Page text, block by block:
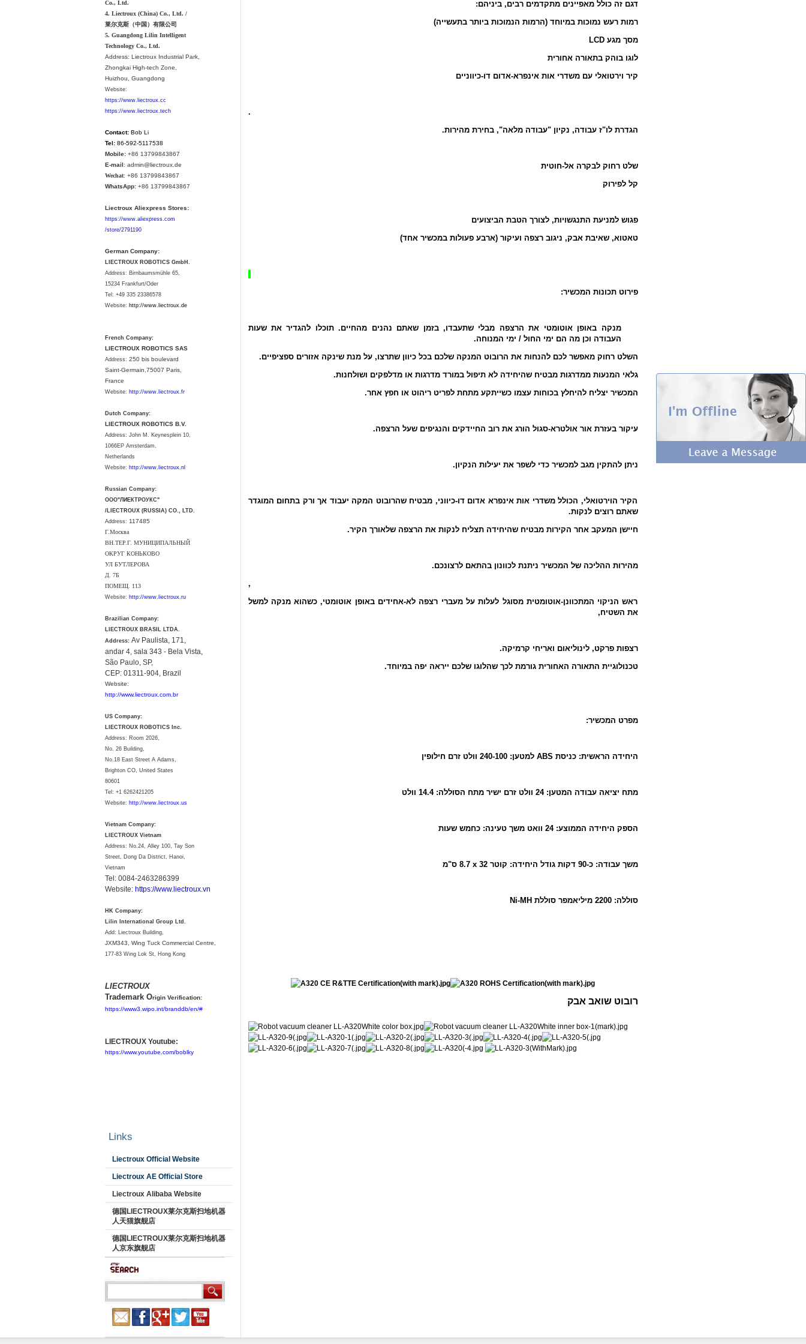
Co., Ltd.
4. Liectroux (China) Co., Ltd. /
莱尔克斯（中国）有限公司
5. Guangdong Lilin Intelligent
Technology Co., Ltd.
Address: Liectroux Industrial Park,
Zhongkai High-tech Zone,
Huizhou, Guangdong
Website:
https://www.liectroux.cc
https://www.liectroux.tech
Contact:Bob Li
Tel:86-592-5117538
Mobile:+86 13799843867
E-mail: admin@liectroux.de
Wechat: +86 13799843867
WhatsApp:+86 13799843867
Liectroux Aliexpress Stores:
https://www.aliexpress.com
/store/2791190
German Company:
LIECTROUX ROBOTICS GmbH.
Address: Birnbaumsmühle 65,
15234 Frankfurt/Oder
Tel: +49 335 23386578
Website: http://www.liectroux.de
French Company:
LIECTROUX ROBOTICS SAS
Address: 250 bis boulevard
Saint-Germain,75007 Paris,
France
Website: http://www.liectroux.fr
Dutch Company:
LIECTROUX ROBOTICS B.V.
Address: John M. Keynesplein 10,
1066EP Amsterdam,
Netherlands
Website: http://www.liectroux.nl
Russian Company:
ООО"ЛИЕКТРОУКС"
/LIECTROUX (RUSSIA) CO., LTD.
Address: 117485
Г.Москва
ВН.ТЕР.Г. МУНИЦИПАЛЬНЫЙ
ОКРУГ КОНЬКОВО
УЛ БУТЛЕРОВА
Д. 7Б
ПОМЕЩ. 113
Website: http://www.liectroux.ru
Brazilian Company:
LIECTROUX BRASIL LTDA.
Address: Av Paulista, 171,
andar 4, sala 343 - Bela Vista,
São Paulo, SP,
CEP: 01311-904, Brazil
Website:
http://www.liectroux.com.br
US Company:
LIECTROUX ROBOTICS Inc.
Address: Room 2026,
No. 26 Building,
No.18 East Street A Adams,
Brighton CO, United States
80601
Tel: +1 6262421205
Website: http://www.liectroux.us
Vietnam Company:
LIECTROUX Vietnam
Address: No.24, Alley 100, Tay Son
Street, Dong Da District, Hanoi,
Vietnam
Tel: 0084-2463286399
Website: https://www.liectroux.vn
HK Company:
Lilin International Group Ltd.
Add: Liectroux Building,
JXM343, Wing Tuck Commercial Centre,
177-83 Wing Lok St, Hong Kong
LIECTROUX
Trademark Origin Verification:
https://www3.wipo.int/branddb/en/#
LIECTROUX Youtube:
https://www.youtube.com/boblky
Links
Liectroux Official Website
Liectroux AE Official Store
Liectroux Alibaba Website
德国LIECTROUX莱尔克斯扫地机器
人天猫旗舰店
德国LIECTROUX莱尔克斯扫地机器
人京东旗舰店
דגם זה כולל מאפיינים מתקדמים רבים, ביניהם:
רמות רעש נמוכות במיוחד (הרמות הנמוכות ביותר בתעשייה)
מסך מגעLCD
לוגו בוהק בתאורה אחורית
קיר וירטואלי עם משדרי אות אינפרא-אדום דו-כיווניים
.
הגדרת לו"ז עבודה, נקיון "עבודה מלאה", בחירת מהירות.
שלט רחוק לבקרה אל-חוטית
קל לפירוק
פגוש למניעת התנגשויות, לצורך הטבת הביצועים
טאטוא, שאיבת אבק, ניגוב רצפה ועיקור (ארבע פעולות במכשיר אחד)
פירוט תכונות המכשיר:
מנקה באופן אוטומטי את הרצפה מבלי שתעבדו, בזמן שאתם נהנים מהחיים. תוכלו להגדיר את שעות
העבודה וכן מה הם ימי החול / ימי המנוחה.
השלט רחוק מאפשר לכם להנחות את הרובוט המנקה שלכם בכל כיוון שתרצו, על מנת שינקה אזורים ספציפיים.
גלאי המנעות ממדרגות מבטיח שהיחידה לא תיפול במורד מדרגות או מדלפקים ושולחנות.
המכשיר יצליח להיחלץ בכוחות עצמו כשייתקע מתחת לפריט ריהוט או חפץ אחר.
עיקור בעזרת אור אולטרא-סגול הורג את רוב החיידקים והנגיפים שעל הרצפה.
ניתן להתקין מגב למכשיר כדי לשפר את יעילות הנקיון.
הקיר הוירטואלי, הכולל משדרי אות אינפרא אדום דו-כיווני, מבטיח שהרובוט המקה יעבוד אך ורק בתחום המוגדר
שאתם רוצים לנקות.
חיישן המעקב אחר הקירות מבטיח שהיחידה תצליח לנקות את הרצפה שלאורך הקיר.
מהירות ההליכה של המכשיר ניתנת לכוונון בהתאם לרצונכם.
,
ראש הניקוי המתכוונן-אוטומטית מסוגל לעלות על מעברי רצפה לא-אחידים באופן אוטומטי, כשהוא מנקה למשל
את השטיח,
רצפות פרקט, לינוליאום ואריחי קרמיקה.
טכנולוגיית התאורה האחורית גורמת לכך שהלוגו שלכם ייראה יפה במיוחד.
מפרט המכשיר:
היחידה הראשית: כניסת ABS למטען: 240-100 וולט זרם חילופין
מתח יציאה עבודה המטען: 24 וולט זרם ישיר מתח הסוללה: 14.4 וולט
הספק היחידה הממוצע: 24 וואט משך טעינה: כחמש שעות
משך עבודה: כ-90 דקות גודל היחידה: קוטר 32 x 8.7 ס"מ
סוללה: 2200 מיליאמפר סוללת Ni-MH
רובוט שואב אבק